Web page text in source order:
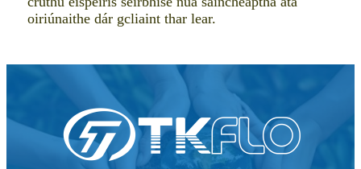
oiriúnaithe dár gcliaint thar lear.